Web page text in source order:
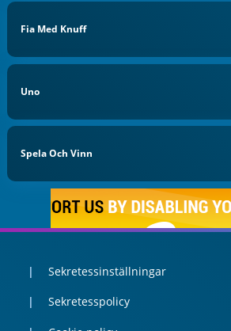
Fia Med Knuff
Uno
Spela Och Vinn
Sekretessinställningar
Sekretesspolicy